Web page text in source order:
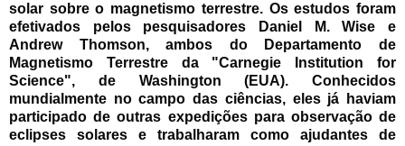
solar sobre o magnetismo terrestre. Os estudos foram
efetivados pelos pesquisadores Daniel M. Wise e
Andrew Thomson, ambos do Departamento de
Magnetismo Terrestre da "Carnegie Institution for
Science", de Washington (EUA). Conhecidos
mundialmente no campo das ciências, eles já haviam
participado de outras expedições para observação de
eclipses solares e trabalharam como ajudantes de